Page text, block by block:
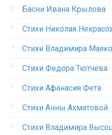
Басни Ивана Крылова
Стихи Николая
Стихи Владимира
Стихи Федора Тютчева
Стихи Афанасия Фета
Стихи Анны Ахматовой
Стихи Владимира